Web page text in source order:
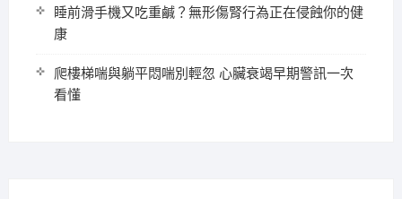
睡前滑手機又吃重鹹？無形傷腎行為正在侵蝕你的健
康
爬樓梯喘與躺平悶喘別輕忽 心臟衰竭早期警訊一次
看懂